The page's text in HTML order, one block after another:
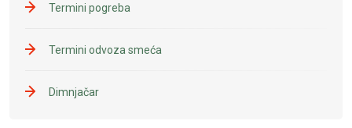
Termini pogreba
Termini odvoza smeća
Dimnjačar